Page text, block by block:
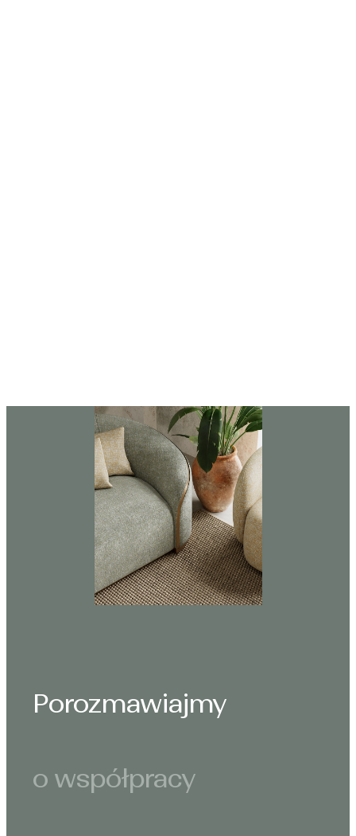
Porozmawiajmy
o współpracy